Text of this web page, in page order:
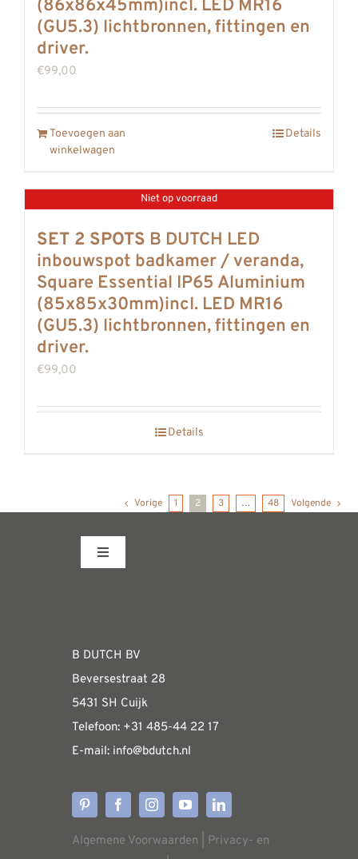
(86x86x45mm)incl. LED MR16
(GU5.3) lichtbronnen, fittingen en
driver.
€99,00
Toevoegen aan
winkelwagen
Details
Niet op voorraad
SET 2 SPOTS B DUTCH LED
inbouwspot badkamer / veranda,
Square Essential IP65 Aluminium
(85x85x30mm)incl. LED MR16
(GU5.3) lichtbronnen, fittingen en
driver.
€99,00
Details
Vorige 1 2 3 … 48 Volgende
Toggle
WEBSHOP
Algemene informatie &
Verzendkosten
Levertijden
B DUTCH BV
Beversestraat 28
5431 SH Cuijk
Telefoon: +31 485-44 22 17
E-mail: info@bdutch.nl
Algemene Voorwaarden
Privacy- en